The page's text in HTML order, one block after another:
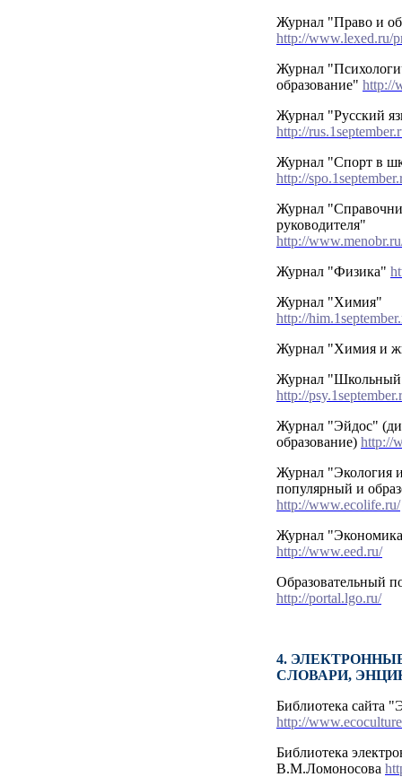
Журнал "Право и
http://www.lexed.ru/
Журнал
образование" http://
Журнал "Русский
http://
Журнал "Спорт в
http://
Журнал
руководителя"
http://
Журнал "Физика"
Журнал "Химия"
http://
Журнал "Химия и
Журнал "Школьный
http://
Журнал "Эйдос"
образование) http://
Журнал "Экология
популярный и
http://www.ecolife.ru/
Журнал "Экономика
http://www.eed.ru/
Образовательный
http://portal.lgo.ru/
4.
СЛОВАРИ,
Библиотека сайта
http://
Библиотека
В.М.Ломоносова